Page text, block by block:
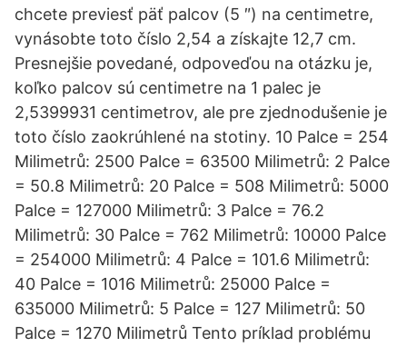
chcete previesť päť palcov (5 ″) na centimetre,
vynásobte toto číslo 2,54 a získajte 12,7 cm.
Presnejšie povedané, odpoveďou na otázku je,
koľko palcov sú centimetre na 1 palec je
2,5399931 centimetrov, ale pre zjednodušenie je
toto číslo zaokrúhlené na stotiny. 10 Palce = 254
Milimetrů: 2500 Palce = 63500 Milimetrů: 2 Palce
= 50.8 Milimetrů: 20 Palce = 508 Milimetrů: 5000
Palce = 127000 Milimetrů: 3 Palce = 76.2
Milimetrů: 30 Palce = 762 Milimetrů: 10000 Palce
= 254000 Milimetrů: 4 Palce = 101.6 Milimetrů:
40 Palce = 1016 Milimetrů: 25000 Palce =
635000 Milimetrů: 5 Palce = 127 Milimetrů: 50
Palce = 1270 Milimetrů Tento príklad problému